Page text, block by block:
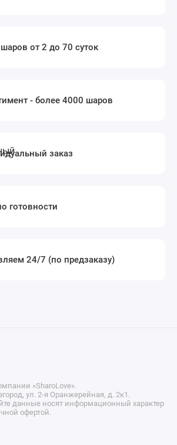
от 2 до 70 суток
- более 4000 шаров
заказ
готовности
24/7 (по предзаказу)
«SharoLove».
ул. 2-я Оранжерейная, д. 2к1.
данные носят информационный характер
офертой.